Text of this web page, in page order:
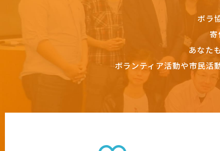
ボラ
あなた
ボランティア活動や市民活